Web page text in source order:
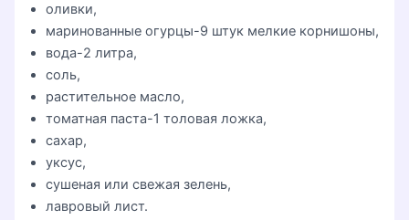
оливки,
маринованные огурцы-9 штук мелкие корнишоны,
вода-2 литра,
соль,
растительное масло,
томатная паста-1 толовая ложка,
сахар,
уксус,
сушеная или свежая зелень,
лавровый лист.